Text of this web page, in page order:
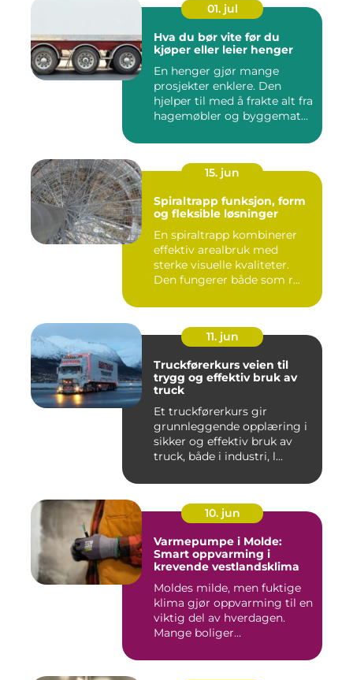
01. jul
Hva du bør vite før du
kjøper eller leier henger
En henger gjør mange
prosjekter enklere. Den
hjelper til med å frakte alt fra
hagemøbler og byggemat...
15. jun
Spiraltrapp funksjon, form
og fleksible løsninger
En spiraltrapp kombinerer
effektiv arealbruk med
sterke visuelle kvaliteter.
Den fungerer både som r...
11. jun
Truckførerkurs veien til
trygg og effektiv bruk av
truck
Et truckførerkurs gir
grunnleggende opplæring i
sikker og effektiv bruk av
truck, både i industri, l...
10. jun
Varmepumpe i Molde:
Smart oppvarming i
krevende vestlandsklima
Moldes milde, men fuktige
klima gjør oppvarming til en
viktig del av hverdagen.
Mange boliger...